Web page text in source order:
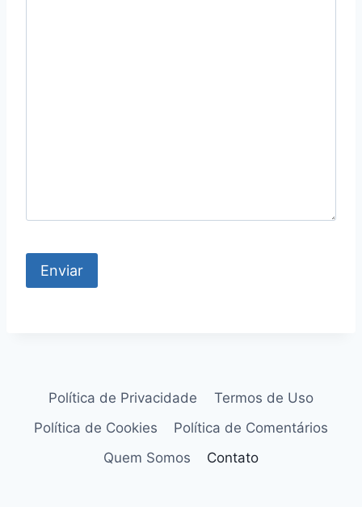
Política de Privacidade
Termos de Uso
Política de Cookies
Política de Comentários
Quem Somos
Contato